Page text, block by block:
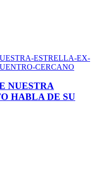
NUESTRA
HABLA DE SU